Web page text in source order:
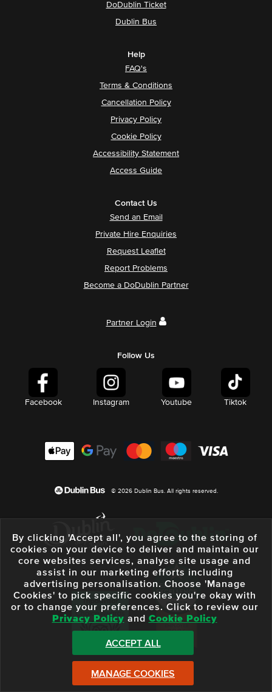
DoDublin Ticket
Dublin Bus
Help
FAQ's
Terms & Conditions
Cancellation Policy
Privacy Policy
Cookie Policy
Accessibility Statement
Access Guide
Contact Us
Send an Email
Private Hire Enquiries
Request Leaflet
Report Problems
Become a DoDublin Partner
Partner Login
Follow Us
Facebook Instagram Youtube Tiktok
© 2026 Dublin Bus. All rights reserved.
By clicking 'Accept all', you agree to the storing of
cookies on your device to deliver and maintain our
core websites services, analyse site usage and
assist in our marketing efforts including
advertising personalisation. Choose 'Manage
Cookies' to pick specific cookies you're okay with
or to change your preferences. Click to review our
Privacy Policy and Cookie Policy
ACCEPT ALL
MANAGE COOKIES